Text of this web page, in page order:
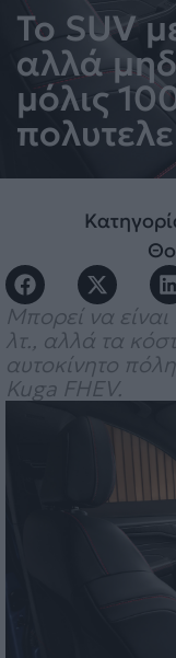
Το SUV
αλλά
μόλις
Μπορεί να
λτ., αλλά τα
αυτοκίνητο
Kuga FHEV.